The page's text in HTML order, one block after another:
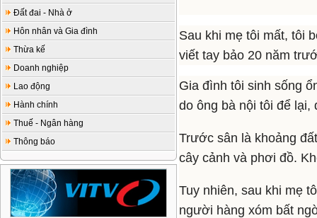
Đất đai - Nhà ở
Hôn nhân và Gia đình
Thừa kế
Doanh nghiệp
Lao động
Hành chính
Thuế - Ngân hàng
Thông báo
Sau khi mẹ tôi mất, tôi
viết tay bảo 20 năm
Gia đình tôi sinh sống
do ông bà nội tôi để lại,
Trước sân là khoảng
cây cảnh và phơi đồ.
Tuy nhiên, sau khi mẹ
người hàng xóm bất